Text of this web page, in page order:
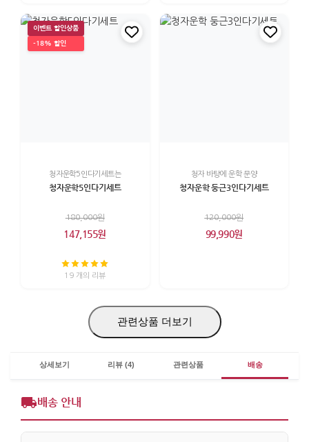
이벤트 할인상품
-18% 할인
청자운학5인다기세트는
청자운학5인다기세트
180,000원
147,155원
19 개의 리뷰
청자 바탕에 운학 문양
청자운학 둥근3인다기세트
120,000원
99,990원
관련상품 더보기
상세보기 리뷰 (4) 관련상품 배송
배송 안내